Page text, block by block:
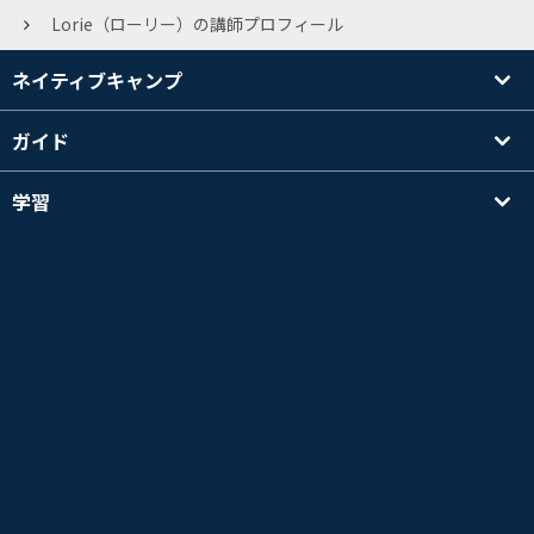
Lorie（ローリー）の講師プロフィール
ネイティブキャンプ
ガイド
学習